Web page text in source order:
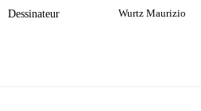
Dessinateur Wurtz Maurizio